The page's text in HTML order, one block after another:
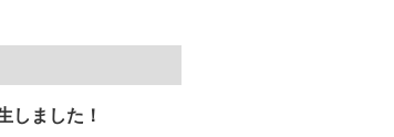
しました！